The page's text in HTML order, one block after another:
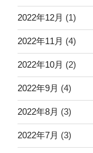
2022年12月 (1)
2022年11月 (4)
2022年10月 (2)
2022年9月 (4)
2022年8月 (3)
2022年7月 (3)